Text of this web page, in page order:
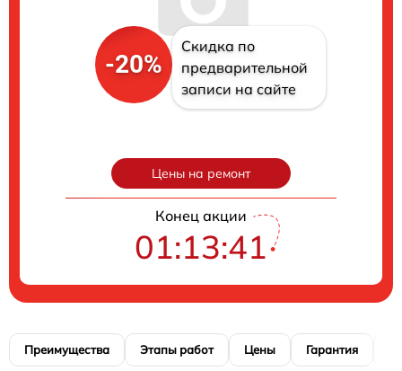
-20%
Скидка по
предварительной
записи на сайте
Цены на ремонт
Конец акции
01:13:40
Преимущества Этапы работ Цены Гарантия